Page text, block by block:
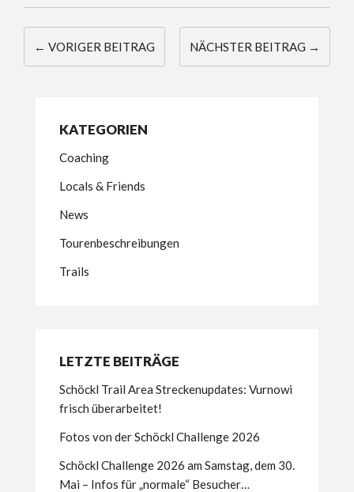
← VORIGER BEITRAG NÄCHSTER BEITRAG →
KATEGORIEN
Coaching
Locals & Friends
News
Tourenbeschreibungen
Trails
LETZTE BEITRÄGE
Schöckl Trail Area Streckenupdates: Vurnowi
frisch überarbeitet!
Fotos von der Schöckl Challenge 2026
Schöckl Challenge 2026 am Samstag, dem 30.
Mai – Infos für „normale“ Besucher…